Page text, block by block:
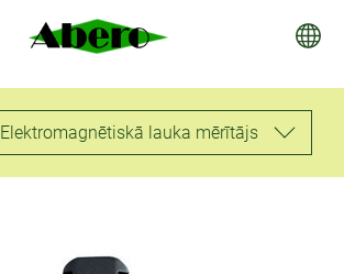
Mērtehnika > Elektromagnētiskā lauka mērītājs